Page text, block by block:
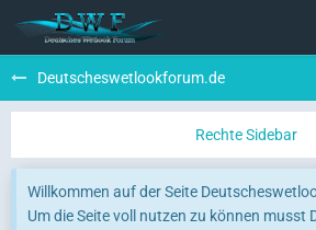
Deutscheswetlookforum.de
Willkommen auf der Seite
Um die Seite voll nutzen zu können musst